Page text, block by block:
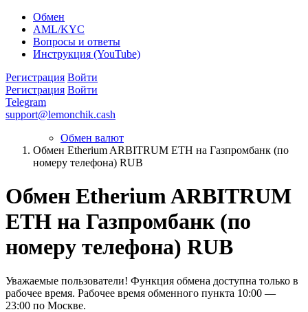
Обмен
AML/KYC
Вопросы и ответы
Инструкция (YouTube)
Регистрация Войти
Регистрация Войти
Telegram
support@lemonchik.cash
Обмен валют
Обмен Etherium ARBITRUM ETH на Газпромбанк (по
номеру телефона) RUB
Обмен Etherium ARBITRUM
ETH на Газпромбанк (по
номеру телефона) RUB
Уважаемые пользователи! Функция обмена доступна только в
рабочее время. Рабочее время обменного пункта 10:00 —
23:00 по Москве.